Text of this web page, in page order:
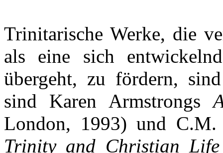
Trinitarische Werke, die
als eine sich
übergeht, zu fördern,
sind Karen Armstrongs
London, 1993) und
Trinity and Christian Life